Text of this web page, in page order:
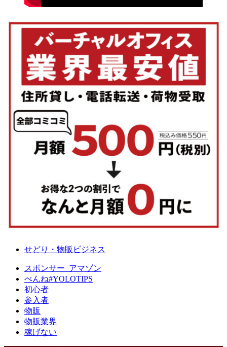
せどり・物販ビジネス
スポンサー_アマゾン
べんね#YOLOTIPS
初心者
参入者
物販
物販業界
稼げない